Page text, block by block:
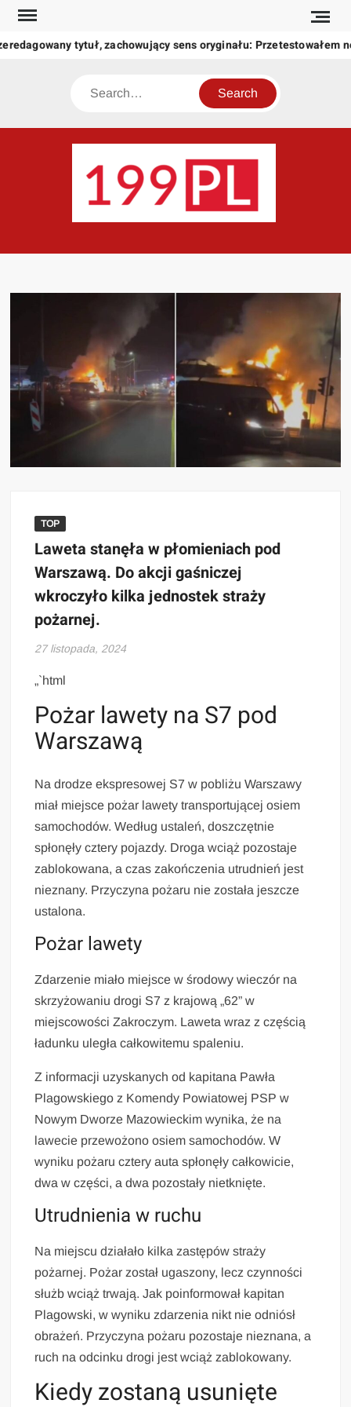
Skip
content
tytuł, zachowujący sens oryginału: Przetestowałem
Search
świat
TOP
Laweta stanęła w płomieniach pod
Warszawą. Do akcji gaśniczej
wkroczyło kilka jednostek straży
pożarnej.
27 listopada, 2024
„`html
Pożar lawety na S7 pod
Warszawą
Na drodze ekspresowej S7 w pobliżu Warszawy
miał miejsce pożar lawety transportującej osiem
samochodów. Według ustaleń, doszczętnie
spłonęły cztery pojazdy. Droga wciąż pozostaje
zablokowana, a czas zakończenia utrudnień jest
nieznany. Przyczyna pożaru nie została jeszcze
ustalona.
Pożar lawety
Zdarzenie miało miejsce w środowy wieczór na
skrzyżowaniu drogi S7 z krajową „62” w
miejscowości Zakroczym. Laweta wraz z częścią
ładunku uległa całkowitemu spaleniu.
Z informacji uzyskanych od kapitana Pawła
Plagowskiego z Komendy Powiatowej PSP w
Nowym Dworze Mazowieckim wynika, że na
lawecie przewożono osiem samochodów. W
wyniku pożaru cztery auta spłonęły całkowicie,
dwa w części, a dwa pozostały nietknięte.
Utrudnienia w ruchu
Na miejscu działało kilka zastępów straży
pożarnej. Pożar został ugaszony, lecz czynności
służb wciąż trwają. Jak poinformował kapitan
Plagowski, w wyniku zdarzenia nikt nie odniósł
obrażeń. Przyczyna pożaru pozostaje nieznana, a
ruch na odcinku drogi jest wciąż zablokowany.
Kiedy zostaną usunięte